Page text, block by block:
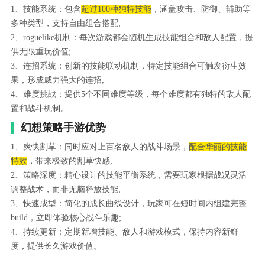
1、技能系统：包含超过100种独特技能，涵盖攻击、防御、辅助等
多种类型，支持自由组合搭配;
2、roguelike机制：每次游戏都会随机生成技能组合和敌人配置，提
供无限重玩价值;
3、连招系统：创新的技能联动机制，特定技能组合可触发衍生效
果，形成威力强大的连招;
4、难度挑战：提供5个不同难度等级，每个难度都有独特的敌人配
置和战斗机制。
幻想策略手游优势
1、爽快割草：同时应对上百名敌人的战斗场景， 配合华丽的技能
特效 ，带来极致的割草快感;
2、策略深度：精心设计的技能平衡系统，需要玩家根据战况灵活
调整战术，而非无脑释放技能;
3、快速成型：简化的成长曲线设计，玩家可在短时间内组建完整
build，立即体验核心战斗乐趣;
4、持续更新：定期新增技能、敌人和游戏模式，保持内容新鲜
度，提供长久游戏价值。